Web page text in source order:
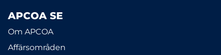
APCOA SE
Om APCOA
Affärsområden